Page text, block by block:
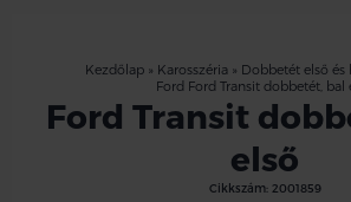
Kezdőlap» Karosszéria» Dobbetét első és
Ford Ford Transit dobbetét, bal
Ford Transit
első
Cikkszám: 2001859